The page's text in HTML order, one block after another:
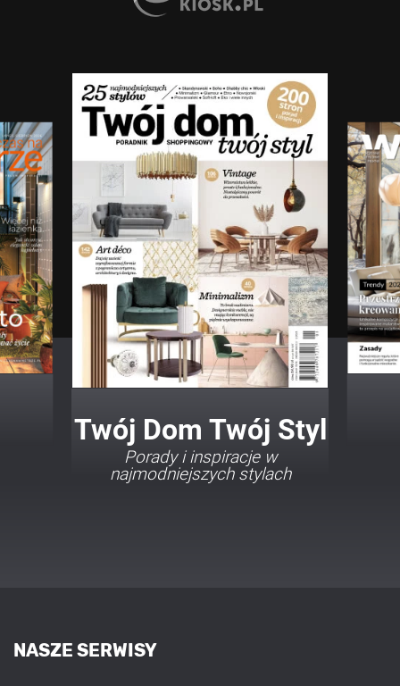
Twój Dom Twój Styl
Porady i inspiracje w
najmodniejszych stylach
NASZE SERWISY